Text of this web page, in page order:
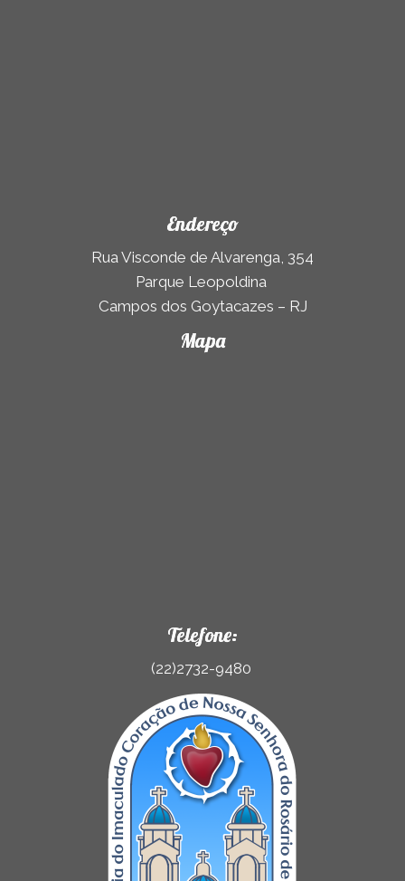
Endereço
Rua Visconde de Alvarenga, 354
Parque Leopoldina
Campos dos Goytacazes – RJ
Mapa
Telefone:
(22)2732-9480